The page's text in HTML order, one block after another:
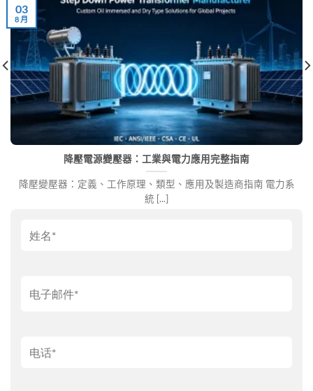
降壓電源變壓器：工業與電力應用完整指南
降壓變壓器：定義、工作原理、類型、應用及製造商指南 電力系
統 [...]
03
8 月